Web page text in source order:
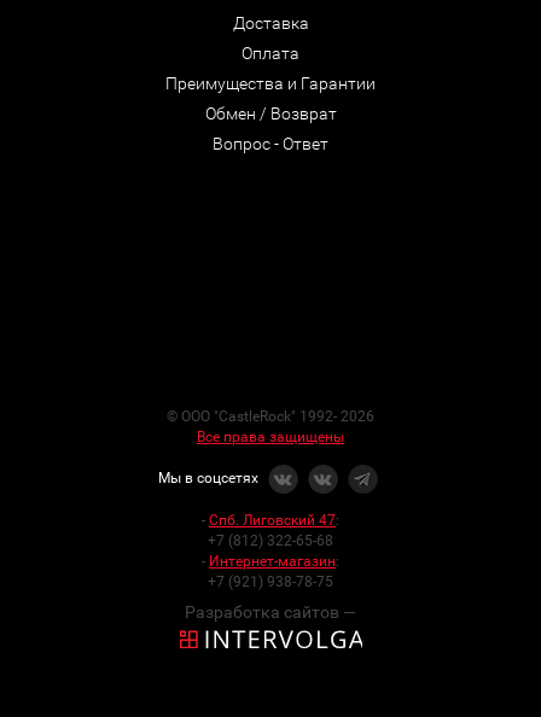
Доставка
Оплата
Преимущества и Гарантии
Обмен / Возврат
Вопрос - Ответ
© ООО "CastleRock" 1992- 2026
Все права защищены
Мы в соцсетях
- Спб. Лиговский 47:
+7 (812) 322-65-68
- Интернет-магазин:
+7 (921) 938-78-75
Разработка сайтов —